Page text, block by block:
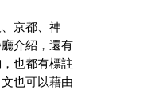
京都、神
介紹，還有
也都有標註
也可以藉由